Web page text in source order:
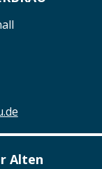
Alten